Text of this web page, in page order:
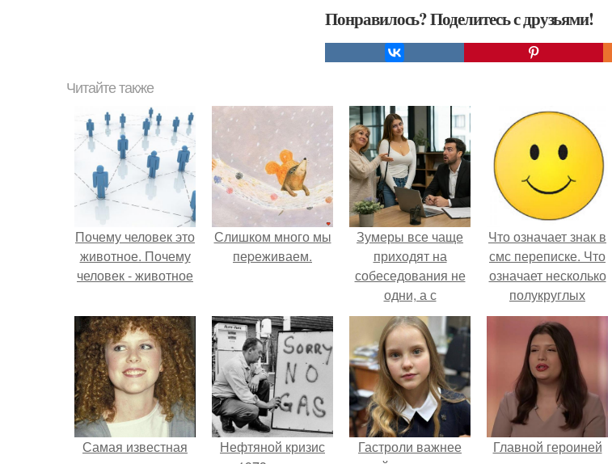
Понравилось? Поделитесь с друзьями!
Читайте также
Почему человек это
животное. Почему
человек - животное
Слишком много мы
пеpеживаем.
Зумеры все чаще
приходят на
собеседования не
одни, а с
родителями,
жалуются эйчары.
Что означает знак в
смс переписке. Что
означает несколько
полукруглых
скобочек в конце
предложения?
Самая известная
Нефтяной кризис
Гастроли важнее
Главной героиней